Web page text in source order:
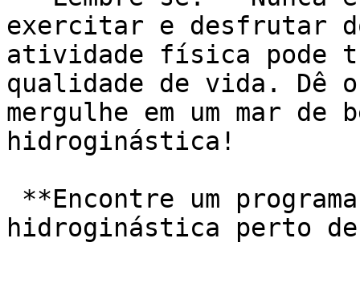
exercitar e desfrutar
atividade física pode
qualidade de vida. Dê
mergulhe em um mar
hidroginástica!
hidroginástica perto